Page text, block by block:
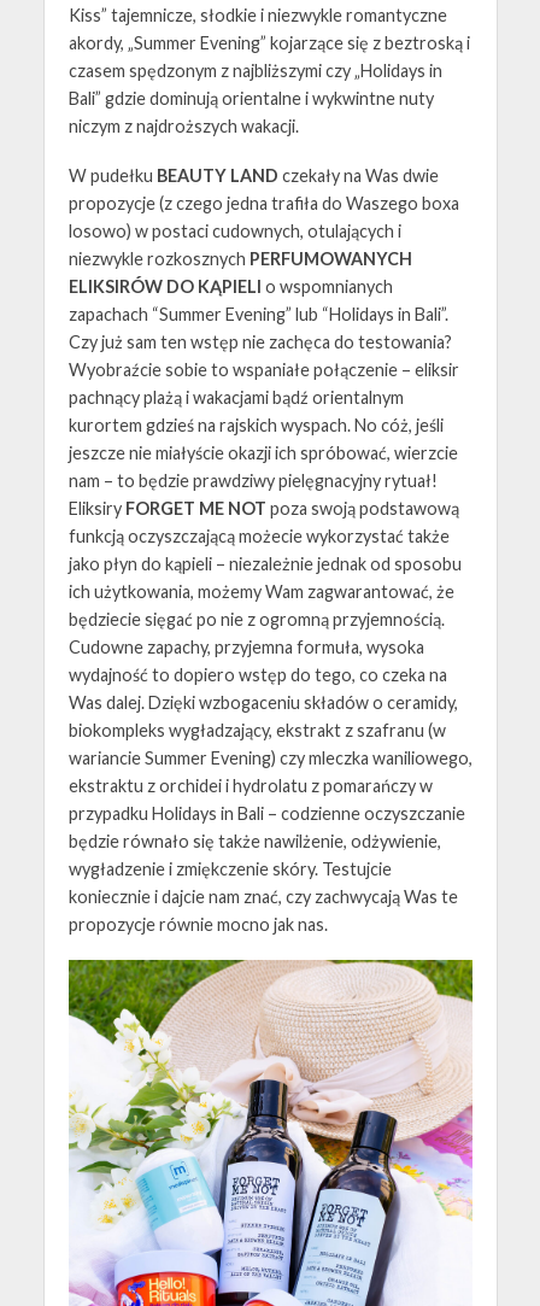
Kiss” tajemnicze, słodkie i niezwykle romantyczne
akordy, „Summer Evening” kojarzące się z beztroską i
czasem spędzonym z najbliższymi czy „Holidays in
Bali” gdzie dominują orientalne i wykwintne nuty
niczym z najdroższych wakacji.
W pudełku BEAUTY LAND czekały na Was dwie
propozycje (z czego jedna trafiła do Waszego boxa
losowo) w postaci cudownych, otulających i
niezwykle rozkosznych PERFUMOWANYCH
ELIKSIRÓW DO KĄPIELI o wspomnianych
zapachach “Summer Evening” lub “Holidays in Bali”.
Czy już sam ten wstęp nie zachęca do testowania?
Wyobraźcie sobie to wspaniałe połączenie – eliksir
pachnący plażą i wakacjami bądź orientalnym
kurortem gdzieś na rajskich wyspach. No cóż, jeśli
jeszcze nie miałyście okazji ich spróbować, wierzcie
nam – to będzie prawdziwy pielęgnacyjny rytuał!
Eliksiry FORGET ME NOT poza swoją podstawową
funkcją oczyszczającą możecie wykorzystać także
jako płyn do kąpieli – niezależnie jednak od sposobu
ich użytkowania, możemy Wam zagwarantować, że
będziecie sięgać po nie z ogromną przyjemnością.
Cudowne zapachy, przyjemna formuła, wysoka
wydajność to dopiero wstęp do tego, co czeka na
Was dalej. Dzięki wzbogaceniu składów o ceramidy,
biokompleks wygładzający, ekstrakt z szafranu (w
wariancie Summer Evening) czy mleczka waniliowego,
ekstraktu z orchidei i hydrolatu z pomarańczy w
przypadku Holidays in Bali – codzienne oczyszczanie
będzie równało się także nawilżenie, odżywienie,
wygładzenie i zmiękczenie skóry. Testujcie
koniecznie i dajcie nam znać, czy zachwycają Was te
propozycje równie mocno jak nas.